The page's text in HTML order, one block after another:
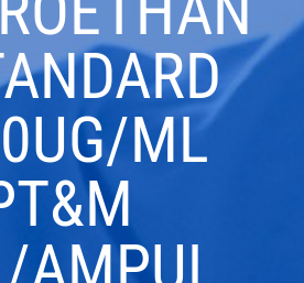
ML
AMPUL